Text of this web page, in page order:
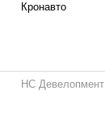
Кронавто
НС Девелопмент